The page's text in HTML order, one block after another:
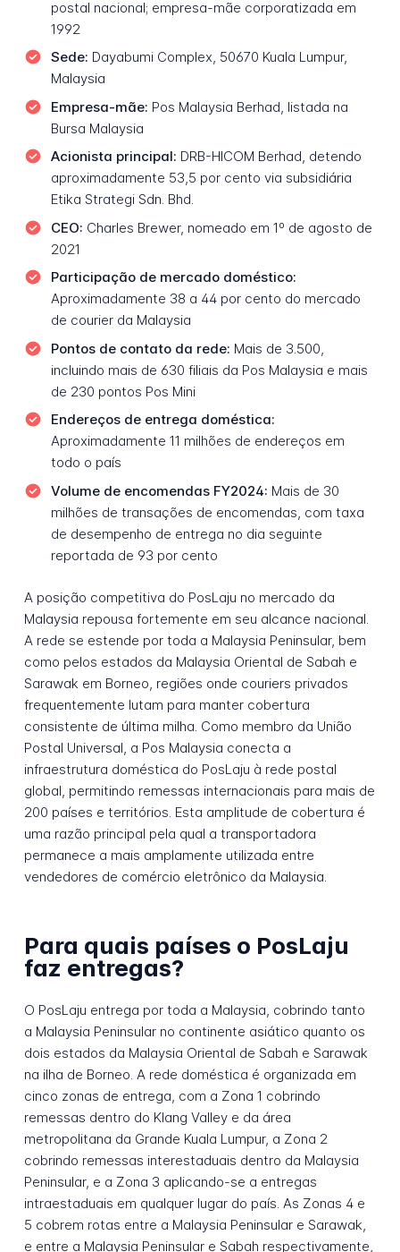
postal nacional; empresa-mãe corporatizada em
1992
Sede: Dayabumi Complex, 50670 Kuala Lumpur,
Malaysia
Empresa-mãe: Pos Malaysia Berhad, listada na
Bursa Malaysia
Acionista principal: DRB-HICOM Berhad, detendo
aproximadamente 53,5 por cento via subsidiária
Etika Strategi Sdn. Bhd.
CEO: Charles Brewer, nomeado em 1º de agosto de
2021
Participação de mercado doméstico:
Aproximadamente 38 a 44 por cento do mercado
de courier da Malaysia
Pontos de contato da rede: Mais de 3.500,
incluindo mais de 630 filiais da Pos Malaysia e mais
de 230 pontos Pos Mini
Endereços de entrega doméstica:
Aproximadamente 11 milhões de endereços em
todo o país
Volume de encomendas FY2024: Mais de 30
milhões de transações de encomendas, com taxa
de desempenho de entrega no dia seguinte
reportada de 93 por cento
A posição competitiva do PosLaju no mercado da
Malaysia repousa fortemente em seu alcance nacional.
A rede se estende por toda a Malaysia Peninsular, bem
como pelos estados da Malaysia Oriental de Sabah e
Sarawak em Borneo, regiões onde couriers privados
frequentemente lutam para manter cobertura
consistente de última milha. Como membro da União
Postal Universal, a Pos Malaysia conecta a
infraestrutura doméstica do PosLaju à rede postal
global, permitindo remessas internacionais para mais de
200 países e territórios. Esta amplitude de cobertura é
uma razão principal pela qual a transportadora
permanece a mais amplamente utilizada entre
vendedores de comércio eletrônico da Malaysia.
Para quais países o PosLaju
faz entregas?
O PosLaju entrega por toda a Malaysia, cobrindo tanto
a Malaysia Peninsular no continente asiático quanto os
dois estados da Malaysia Oriental de Sabah e Sarawak
na ilha de Borneo. A rede doméstica é organizada em
cinco zonas de entrega, com a Zona 1 cobrindo
remessas dentro do Klang Valley e da área
metropolitana da Grande Kuala Lumpur, a Zona 2
cobrindo remessas interestaduais dentro da Malaysia
Peninsular, e a Zona 3 aplicando-se a entregas
intraestaduais em qualquer lugar do país. As Zonas 4 e
5 cobrem rotas entre a Malaysia Peninsular e Sarawak,
e entre a Malaysia Peninsular e Sabah respectivamente,